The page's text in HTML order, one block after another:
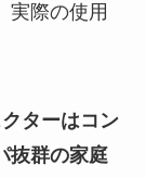
実際の使用
ターはコン
抜群の家庭